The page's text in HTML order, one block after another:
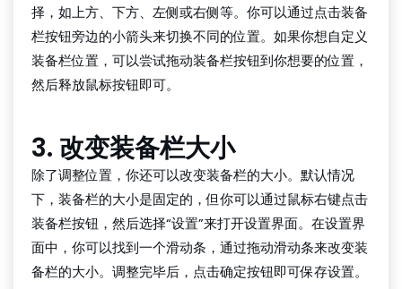
择，如上方、下方、左侧或右侧等。你可以通过点击装备
栏按钮旁边的小箭头来切换不同的位置。如果你想自定义
装备栏位置，可以尝试拖动装备栏按钮到你想要的位置，
然后释放鼠标按钮即可。
3. 改变装备栏大小
除了调整位置，你还可以改变装备栏的大小。默认情况
下，装备栏的大小是固定的，但你可以通过鼠标右键点击
装备栏按钮，然后选择“设置”来打开设置界面。在设置界
面中，你可以找到一个滑动条，通过拖动滑动条来改变装
备栏的大小。调整完毕后，点击确定按钮即可保存设置。